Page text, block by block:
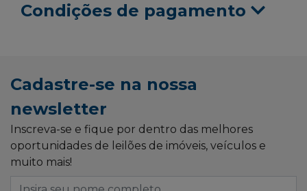
Condições de pagamento
Cadastre-se na nossa
newsletter
Inscreva-se e fique por dentro das melhores
oportunidades de leilões de imóveis, veículos e
muito mais!